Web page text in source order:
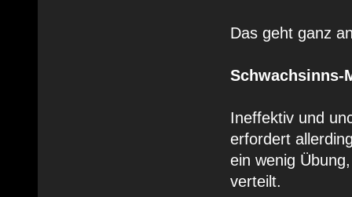
Das geht ganz
Schwachsinns-
Ineffektiv und
erfordert
ein wenig
verteilt.